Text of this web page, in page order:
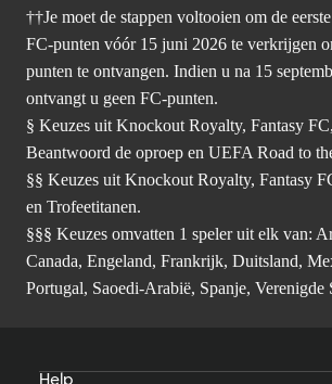
††Je moet de stappen voltooien om de
FC-punten vóór 15 juni 2026 te verkrijgen
punten te ontvangen. Indien u na 15
ontvangt u geen FC-punten.
§ Keuzes uit Knockout Royalty, Fantasy
Beantwoord de oproep en UEFA Road to
§§ Keuzes uit Knockout Royalty, Fantasy
en Trofeetitanen.
§§§ Keuzes omvatten 1 speler uit elk van:
Canada, Engeland, Frankrijk, Duitsland,
Portugal, Saoedi-Arabië, Spanje, Verenigde
Help